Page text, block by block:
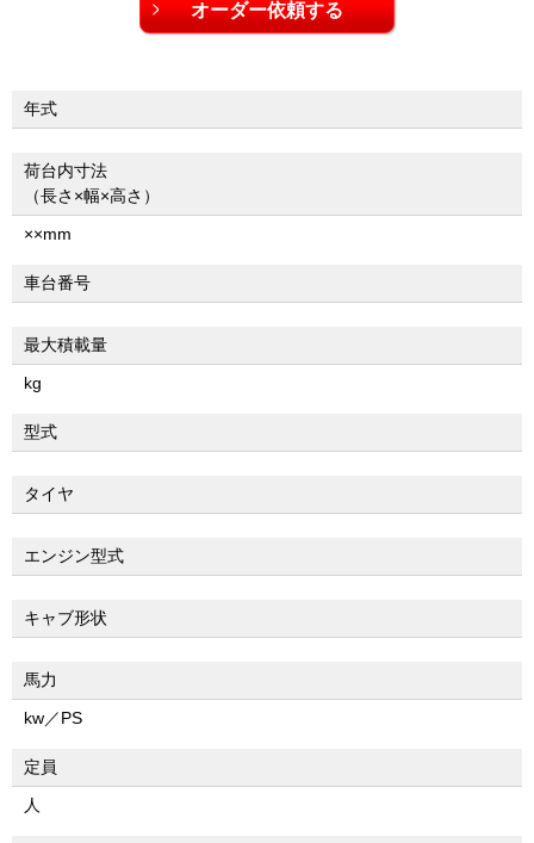
年式
荷台内寸法
（長さ×幅×高さ）
××mm
車台番号
最大積載量
kg
型式
タイヤ
エンジン型式
キャブ形状
馬力
kw／PS
定員
人